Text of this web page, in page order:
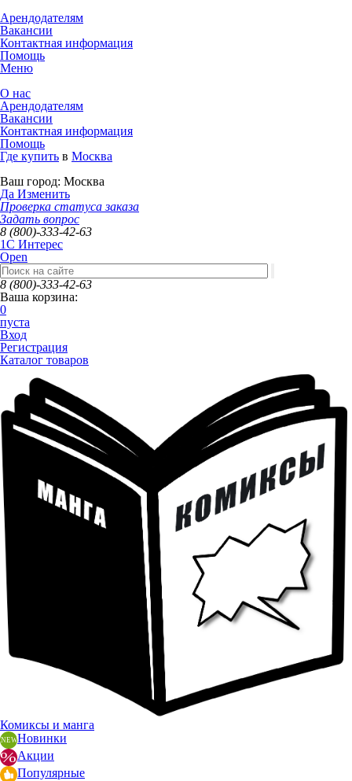
Арендодателям
Вакансии
Контактная информация
Помощь
Меню
О нас
Арендодателям
Вакансии
Контактная информация
Помощь
Где купить в Москва
Ваш город: Москва
Да Изменить
Проверка статуса заказа
Задать вопрос
8 (800)-333-42-63
1C Интерес
Open
8 (800)-333-42-63
Ваша корзина:
0
пуста
Вход
Регистрация
Каталог товаров
Комиксы и манга
Новинки
Акции
Популярные